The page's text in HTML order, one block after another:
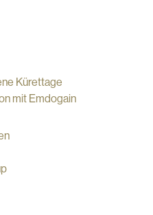
Kürettage
mit Emdogain